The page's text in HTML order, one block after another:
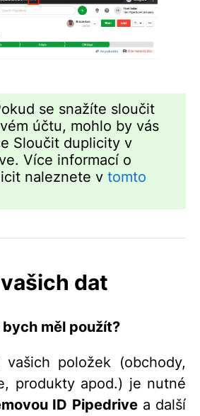
se snažíte sloučit
účtu, mohlo by vás
Sloučit duplicity v
Více informací o
naleznete v tomto
dat
měl použít?
vašich položek (obchody,
produkty apod.) je nutné
ID Pipedrivea další